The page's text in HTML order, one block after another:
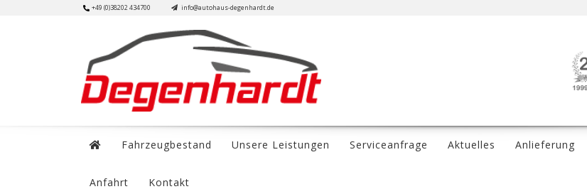
+49 (0)38202 434700 info@autohaus-degenhardt.de
Fahrzeugbestand Unsere Leistungen Serviceanfrage Aktuelles Anlieferung
Anfahrt Kontakt